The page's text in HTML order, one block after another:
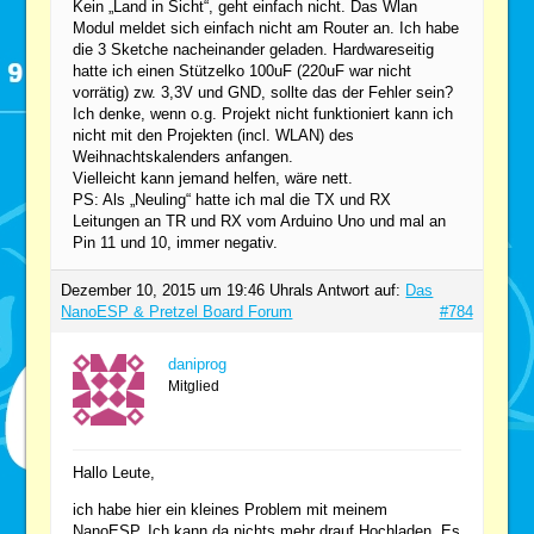
Kein „Land in Sicht“, geht einfach nicht. Das Wlan
Modul meldet sich einfach nicht am Router an. Ich habe
die 3 Sketche nacheinander geladen. Hardwareseitig
hatte ich einen Stützelko 100uF (220uF war nicht
vorrätig) zw. 3,3V und GND, sollte das der Fehler sein?
Ich denke, wenn o.g. Projekt nicht funktioniert kann ich
nicht mit den Projekten (incl. WLAN) des
Weihnachtskalenders anfangen.
Vielleicht kann jemand helfen, wäre nett.
PS: Als „Neuling“ hatte ich mal die TX und RX
Leitungen an TR und RX vom Arduino Uno und mal an
Pin 11 und 10, immer negativ.
Dezember 10, 2015 um 19:46 Uhrals Antwort auf: Das
NanoESP & Pretzel Board Forum
#784
daniprog
Mitglied
Hallo Leute,
ich habe hier ein kleines Problem mit meinem